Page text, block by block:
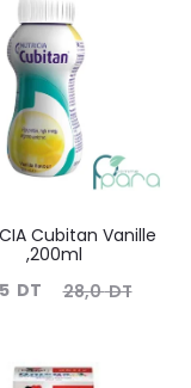
Cubitan Vanille
,200ml
28,0DT
Le
DT